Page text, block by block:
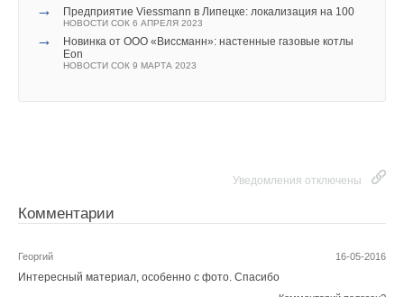
→ Предприятие Viessmann в Липецке: локализация на 100
НОВОСТИ СОК 6 АПРЕЛЯ 2023
→
Новинка от ООО «Виссманн»: настенные газовые котлы
Eon
НОВОСТИ СОК 9 МАРТА 2023
Уведомления отключены
Комментарии
16-05-2016
Георгий
Интересный материал, особенно с фото. Спасибо